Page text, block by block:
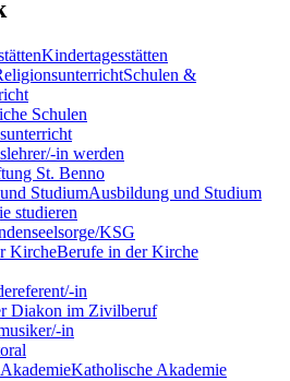
Kindertagesstätten
Schulen &
Schulen
in werden
St. Benno
Ausbildung und Studium
studieren
KSG
Berufe in der Kirche
in
Diakon im Zivilberuf
in
Katholische Akademie